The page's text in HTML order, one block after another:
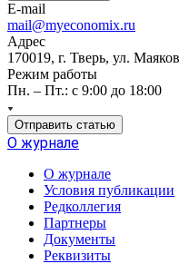
E-mail
mail@myeconomix.ru
Адрес
170019, г. Тверь, ул.
Режим работы
Пн. – Пт.: с 9:00 до 18:00
Отправить статью
О журнале
О журнале
Условия публикации
Редколлегия
Партнеры
Документы
Реквизиты